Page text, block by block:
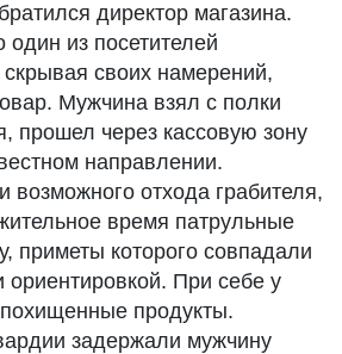
директор магазина.
один из посетителей
своих намерений,
Мужчина взял с полки
прошел через кассовую зону
направлении.
возможного отхода грабителя,
время патрульные
приметы которого совпадали
ориентировкой. При себе у
продукты.
задержали мужчину